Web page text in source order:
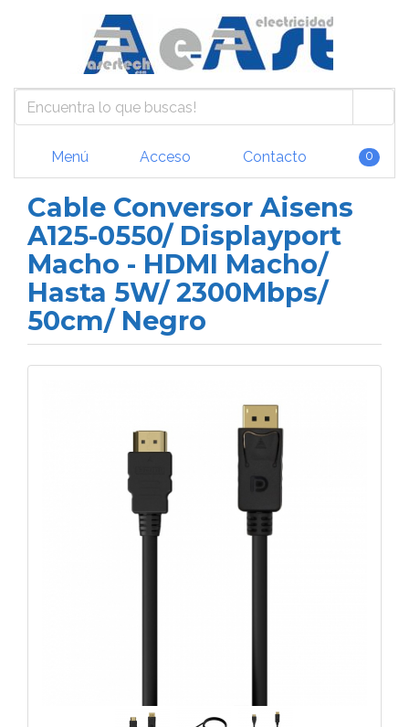
Menú Acceso Contacto 0
Cable Conversor Aisens
A125-0550/ Displayport
Macho - HDMI Macho/
Hasta 5W/ 2300Mbps/
50cm/ Negro